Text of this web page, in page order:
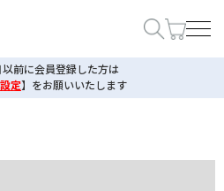
前に会員登録した方は
定】 をお願いいたします